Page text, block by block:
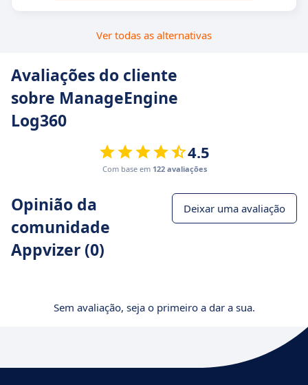
Ver todas as alternativas
Avaliações do cliente
sobre ManageEngine
Log360
4.5
Com base em 122 avaliações
Opinião da
comunidade
Appvizer (0)
Deixar uma avaliação
Sem avaliação, seja o primeiro a dar a sua.